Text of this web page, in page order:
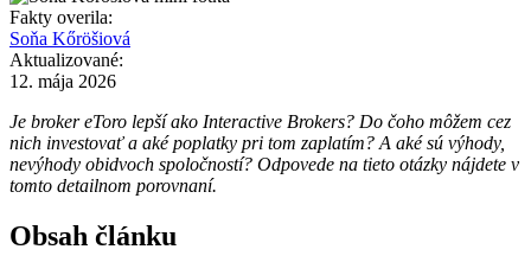
Fakty overila:
Soňa Kőröšiová
Aktualizované:
12. mája 2026
Je broker eToro lepší ako Interactive Brokers? Do čoho môžem cez
nich investovať a aké poplatky pri tom zaplatím? A aké sú výhody,
nevýhody obidvoch spoločností? Odpovede na tieto otázky nájdete v
tomto detailnom porovnaní.
Obsah článku